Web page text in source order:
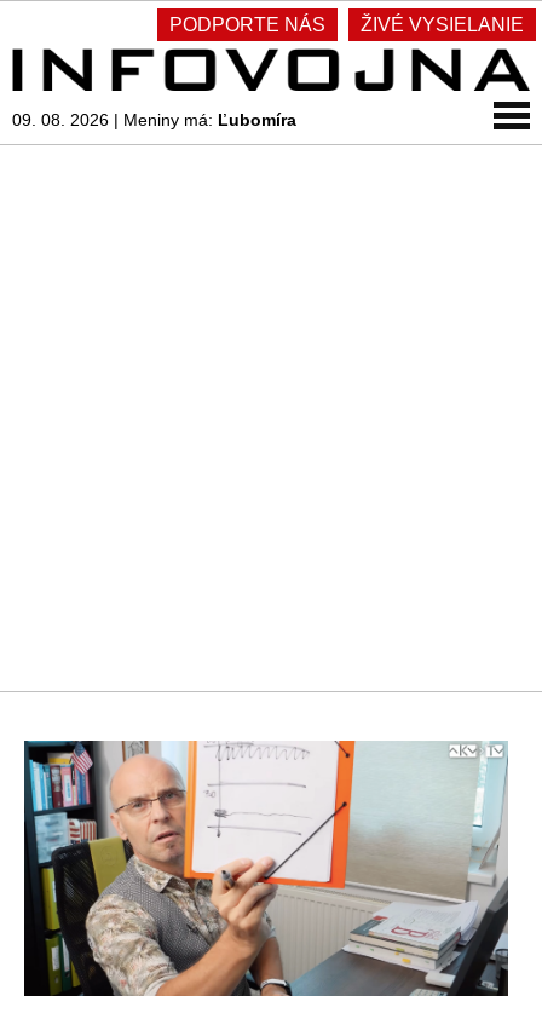
PODPORTE NÁS ŽIVÉ VYSIELANIE
09. 08. 2026 | Meniny má: Ľubomíra